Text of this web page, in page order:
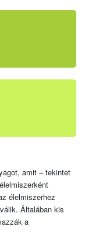
amit – tekintet
élelmiszerhez
Általában kis
a